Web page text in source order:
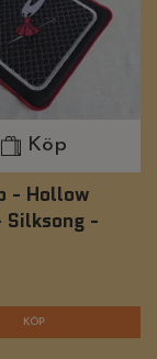
Köp
- Hollow
-